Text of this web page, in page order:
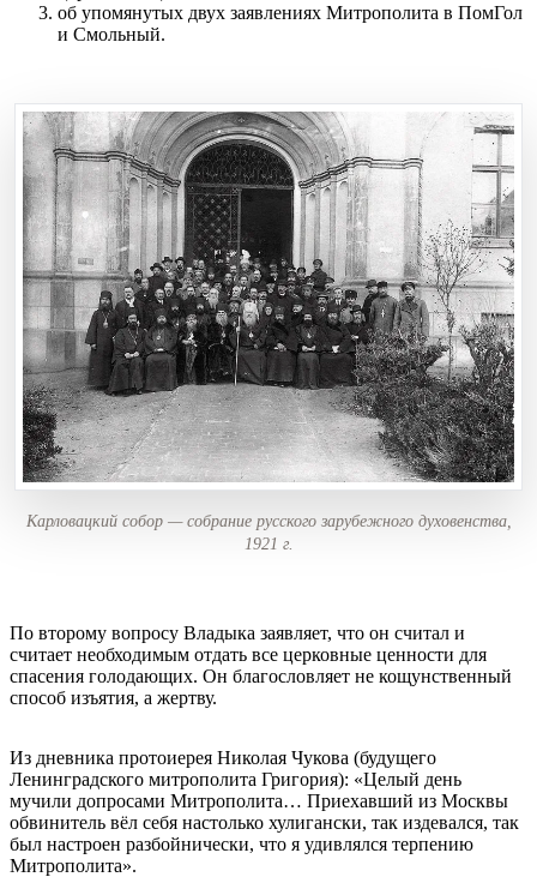
об упомянутых двух заявлениях Митрополита в ПомГол
и Смольный.
Карловацкий собор — собрание русского зарубежного духовенства,
1921 г.
По второму вопросу Владыка заявляет, что он считал и
считает необходимым отдать все церковные ценности для
спасения голодающих. Он благословляет не кощунственный
способ изъятия, а жертву.
Из дневника протоиерея Николая Чукова (будущего
Ленинградского митрополита Григория): «Целый день
мучили допросами Митрополита… Приехавший из Москвы
обвинитель вёл себя настолько хулигански, так издевался, так
был настроен разбойнически, что я удивлялся терпению
Митрополита».